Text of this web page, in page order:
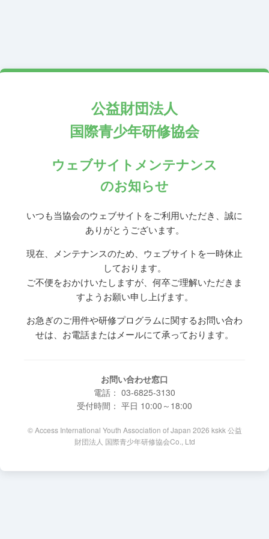
公益財団法人
国際青少年研修協会
ウェブサイトメンテナンス
のお知らせ
いつも当協会のウェブサイトをご利用いただき、誠に
ありがとうございます。
現在、メンテナンスのため、ウェブサイトを一時休止
しております。
ご不便をおかけいたしますが、何卒ご理解いただきま
すようお願い申し上げます。
お急ぎのご用件や研修プログラムに関するお問い合わ
せは、お電話またはメールにて承っております。
お問い合わせ窓口
電話： 03-6825-3130
受付時間： 平日 10:00～18:00
© Access International Youth Association of Japan 2026 kskk 公益
財団法人 国際青少年研修協会Co., Ltd